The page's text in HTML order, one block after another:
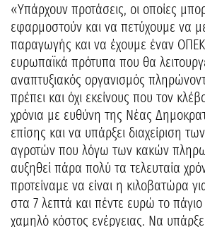
«Υπάρχουν προτάσεις, οι οποίες
εφαρμοστούν και να πετύχουμε να
παραγωγής και να έχουμε έναν
ευρωπαϊκά πρότυπα που θα
αναπτυξιακός οργανισμός
πρέπει και όχι εκείνους που τον
χρόνια με ευθύνη της Νέας
επίσης και να υπάρξει διαχείριση
αγροτών που λόγω των κακών
αυξηθεί πάρα πολύ τα τελευταία
προτείναμε να είναι η κιλοβατώρα
στα 7 λεπτά και πέντε ευρώ το
χαμηλό κόστος ενέργειας. Να